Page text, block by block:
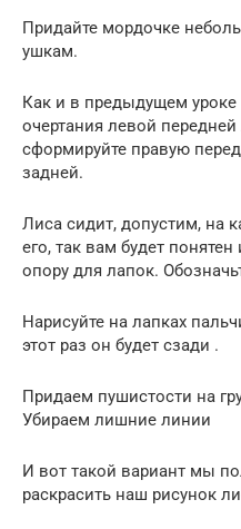
Придайте мордочке
ушкам.
Как и в предыдущем уроке
очертания левой
сформируйте правую
задней.
Лиса сидит, допустим, на
его, так вам будет понятен
опору для лапок.
Нарисуйте на лапках
этот раз он будет сзади .
Придаем пушистости на
Убираем лишние линии
И вот такой вариант мы
раскрасить наш рисунок